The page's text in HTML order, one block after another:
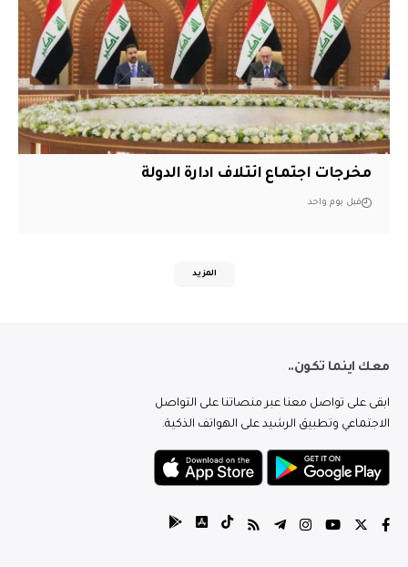
مخرجات اجتماع ائتلاف ادارة الدولة
قبل يوم واحد
المزيد
معك اينما تكون..
ابقى على تواصل معنا عبر منصاتنا على التواصل
الاجتماعي وتطبيق الرشيد على الهواتف الذكية.